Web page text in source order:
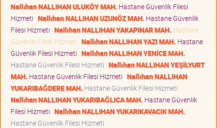
Nallıhan NALLIHAN ULUKÖY MAH. Hastane Güvenlik Filesi
Hizmeti Nallıhan NALLIHAN UZUNÖZ MAH. Hastane Güvenlik
Filesi Hizmeti Nallıhan NALLIHAN YAKAPINAR MAH. Hastane
Güvenlik Filesi Hizmeti Nallıhan NALLIHAN YAZI MAH. Hastane
Güvenlik Filesi Hizmeti Nallıhan NALLIHAN YENİCE MAH.
Hastane Güvenlik Filesi Hizmeti Nallıhan NALLIHAN YEŞİLYURT
MAH. Hastane Güvenlik Filesi Hizmeti Nallıhan NALLIHAN
YUKARIBAĞDERE MAH. Hastane Güvenlik Filesi Hizmeti
Nallıhan NALLIHAN YUKARIBAĞLICA MAH. Hastane Güvenlik
Filesi Hizmeti Nallıhan NALLIHAN YUKARIKAVACIK MAH.
Hastane Güvenlik Filesi Hizmeti